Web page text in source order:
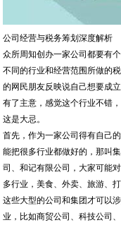
公司经营与税务筹划深度解析
众所周知创办一家公司都要有
不同的行业和经营范围所做的
的网民朋友反映说自己想要成
有了主意，感觉这个行业不错
这是大忌。
首先，作为一家公司得有自己
能把很多行业都做好的，那叫
司、和记有限公司，大家可能
多行业，美食、外卖、旅游、打
这些大型的公司和集团才可以
业，比如商贸公司、科技公司